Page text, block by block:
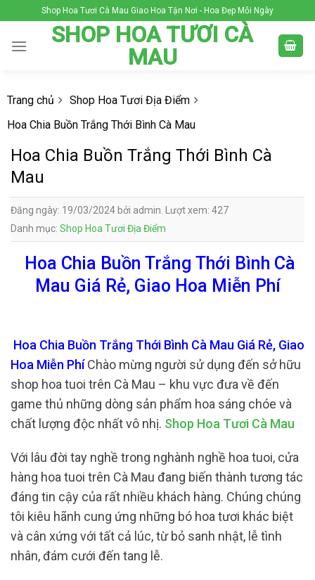
to
content
Shop Hoa Tươi Cà Mau Giao Hoa Tận Nơi - Hoa Đẹp Mỗi Ngày
SHOP HOA TƯƠI CÀ
MAU
Trang chủ
Shop Hoa Tươi Địa Điểm
Hoa Chia Buồn Trắng Thới Bình Cà Mau
Hoa Chia Buồn Trắng Thới Bình Cà
Mau
Đăng ngày: 19/03/2024 bởi admin. Lượt xem: 427
Danh mục: Shop Hoa Tươi Địa Điểm
Hoa Chia Buồn Trắng Thới Bình Cà
Mau Giá Rẻ, Giao Hoa Miễn Phí
Hoa Chia Buồn Trắng Thới Bình Cà Mau Giá Rẻ, Giao
Hoa Miễn PhíChào mừng người sử dụng đến sở hữu
shop hoa tuoi trên Cà Mau – khu vực đưa về đến
game thủ những dòng sản phẩm hoa sáng chóe và
chất lượng độc nhất vô nhị. Shop Hoa Tươi Cà Mau
Với lâu đời tay nghề trong nghành nghề hoa tuoi, cửa
hàng hoa tuoi trên Cà Mau đang biến thành tương tác
đáng tin cậy của rất nhiều khách hàng. Chúng chúng
tôi kiêu hãnh cung ứng những bó hoa tươi khác biệt
và cân xứng với tất cả lúc, từ bỏ sanh nhật, lễ tình
nhân, đám cưới đến tang lễ.